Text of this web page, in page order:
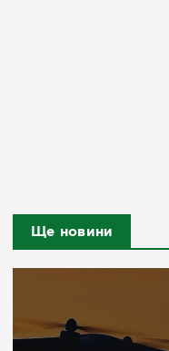
Ще новини